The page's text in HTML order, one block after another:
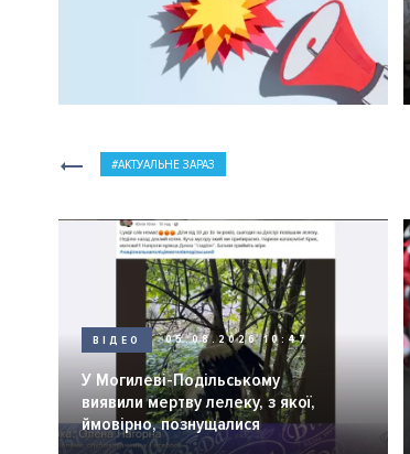
АКТУАЛЬНЕ ЗАРАЗ
ВІДЕО 05.08.2026 10:47
У Могилеві-Подільському
виявили мертву лелеку, з якої,
ймовірно, познущалися